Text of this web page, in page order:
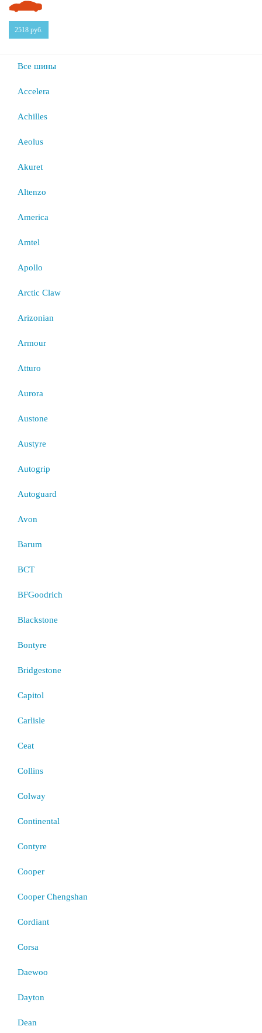
2518 руб.
Все шины
Accelera
Achilles
Aeolus
Akuret
Altenzo
America
Amtel
Apollo
Arctic Claw
Arizonian
Armour
Atturo
Aurora
Austone
Austyre
Autogrip
Autoguard
Avon
Barum
BCT
BFGoodrich
Blackstone
Bontyre
Bridgestone
Capitol
Carlisle
Ceat
Collins
Colway
Continental
Contyre
Cooper
Cooper Chengshan
Cordiant
Corsa
Daewoo
Dayton
Dean